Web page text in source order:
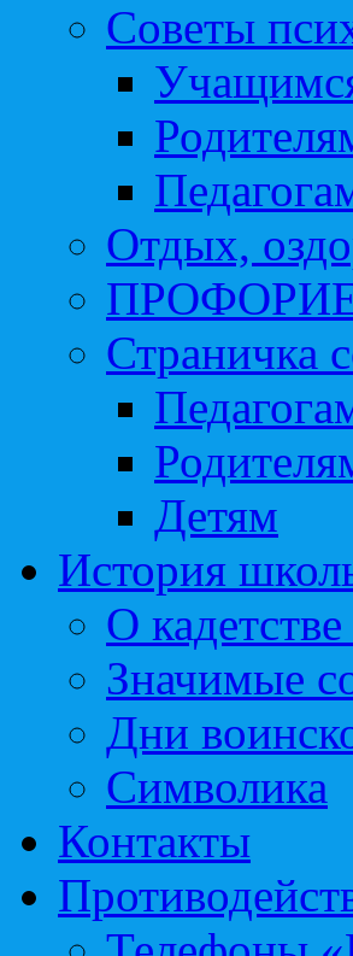
Советы
Отдых,
Страничка
Детям
История
О
Значимые
Дни
Символика
Контакты